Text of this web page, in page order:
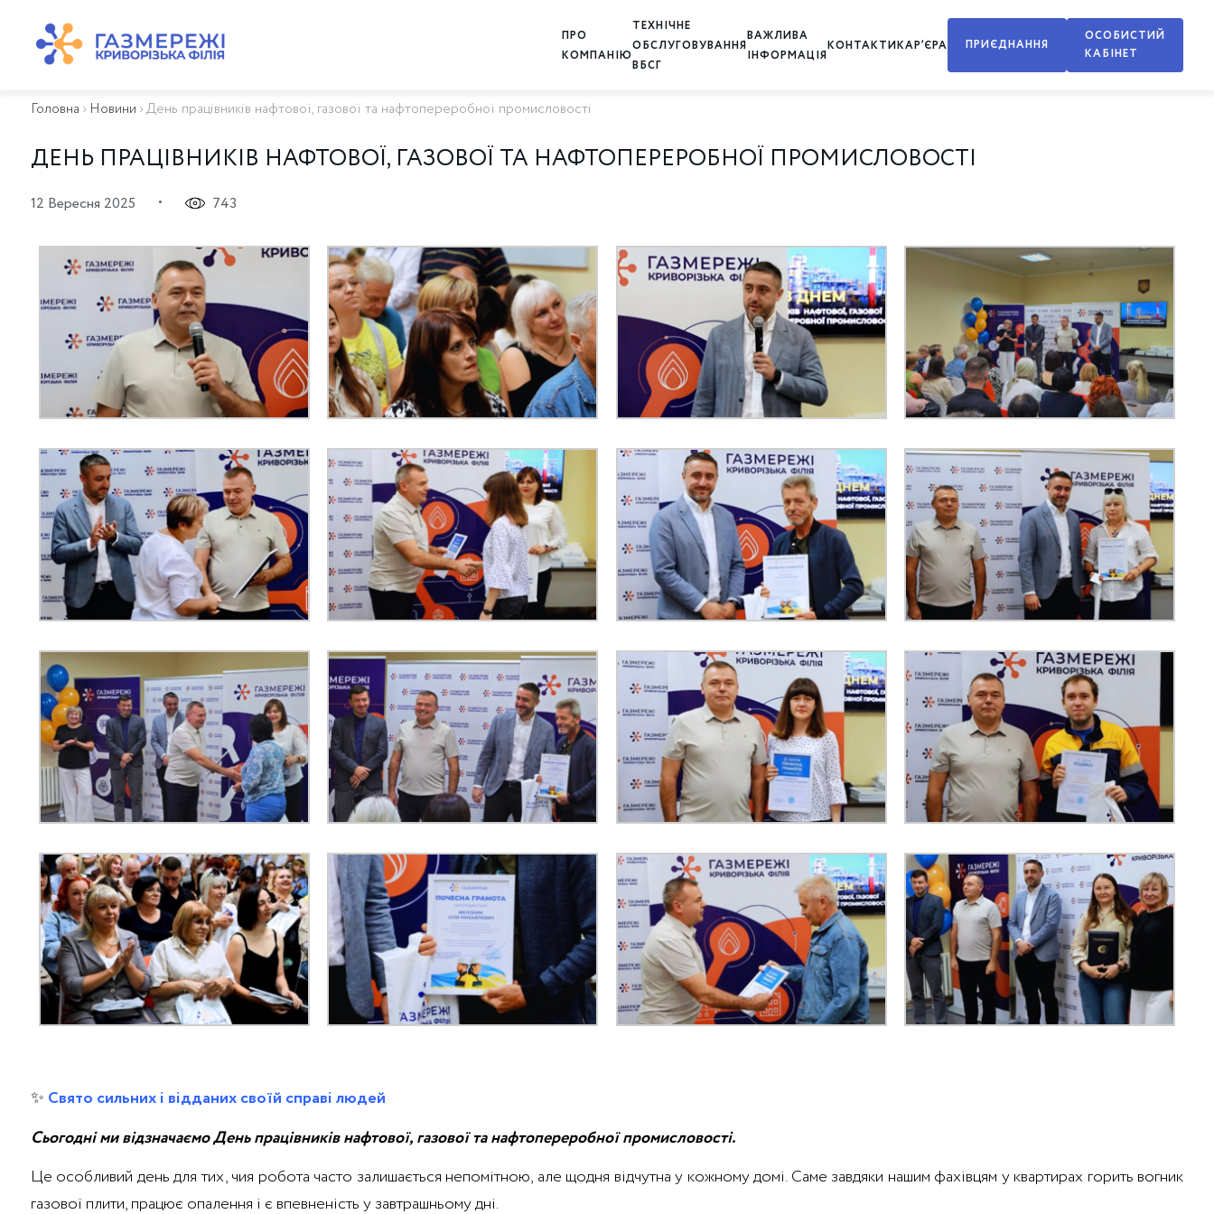
ПРО
КОМПАНІЮ
ТЕХНІЧНЕ
ОБСЛУГОВУВАННЯ
ВБСГ
ВАЖЛИВА
ІНФОРМАЦІЯ
КОНТАКТИКАР’ЄРА ПРИЄДНАННЯ
ОСОБИСТИЙ
КАБІНЕТ
ПРО КОМПАНІЮ
ВАЖЛИВА ІНФОРМАЦІЯ
КАР’ЄРА
ПРИЄДНАННЯ
КГУ
ОСОБИСТИЙ КАБІНЕТ
Головна › Новини ›День працівників нафтової, газової та нафтопереробної промисловості
ДЕНЬ ПРАЦІВНИКІВ НАФТОВОЇ, ГАЗОВОЇ ТА НАФТОПЕРЕРОБНОЇ ПРОМИСЛОВОСТІ
12 Вересня 2025 • 743
✨ Свято сильних і відданих своїй справі людей
Сьогодні ми відзначаємо День працівників нафтової, газової та нафтопереробної промисловості.
Це особливий день для тих, чия робота часто залишається непомітною, але щодня відчутна у кожному домі. Саме завдяки нашим фахівцям у квартирах горить вогник
газової плити, працює опалення і є впевненість у завтрашньому дні.